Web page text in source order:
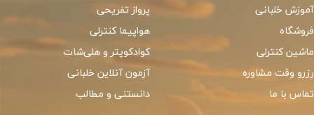
آموزش خلبانی
فروشگاه
ماشین کنترلی
رزرو وقت مشاوره
تماس با ما
پرواز تفریحی
هواپیما کنترلی
کوادکوپتر و هلی‌شات
آزمون آنلاین خلبانی
دانستنی و مطالب